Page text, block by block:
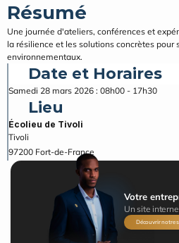
Résumé
Une journée d'ateliers, conférences et
la résilience et les solutions concrètes pour
environnementaux.
Date et Horaires
Samedi 28 mars 2026 : 08h00 - 17h30
Lieu
Écolieu de Tivoli
Tivoli
97200 Fort-de-France
Votre
Un site
Découvrir notre